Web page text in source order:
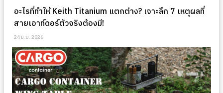
อะไรที่ทำให้ Keith Titanium แตกต่าง? เจาะลึก 7 เหตุผลที่
สายเอาท์ดอร์ตัวจริงต้องมี!
24 มิ.ย. 2026